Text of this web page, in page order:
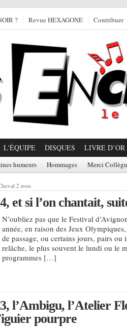
? Revue HEXAGONE Contribuer
L'ÉQUIPE DISQUES LIVRE D’OR
humeurs Hommages Merci
2 trois
et si l’on chantait,
N’oubliez pas que le Festival
année, en raison des Jeux
de passage, ou certains jours, pairs ou
relâche, le plus souvent le lundi ou le
programmes […]
l’Ambigu, l’Atelier
pourpre